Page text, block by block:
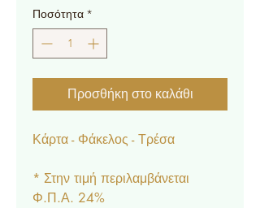
Ποσότητα *
Προσθήκη στο καλάθι
Κάρτα - Φάκελος - Τρέσα
* Στην τιμή περιλαμβάνεται
Φ.Π.Α. 24%